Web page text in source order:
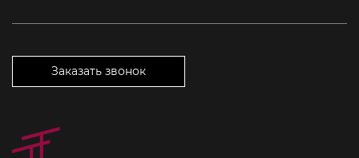
Заказать звонок